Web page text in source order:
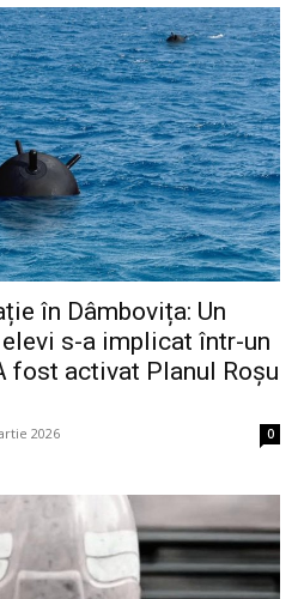
în Dâmbovița: Un
s-a implicat într-un
fost activat Planul Roșu
2026 0